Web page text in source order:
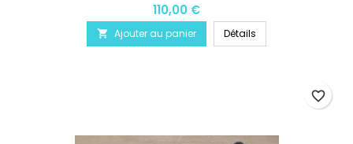
110,00 €
 Ajouter au panier Détails
favorite_border